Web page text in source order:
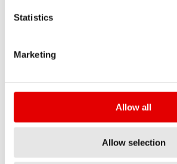
Statistics
Marketing
Allow all
Allow selection
DT Swiss renouvelle ainsi son
des composants d'une
s'inscrit précisément dans la
pratique sportive qui a mûri, et de
évolué. DT Swiss a repensé sa
d'apporter une réponse aux